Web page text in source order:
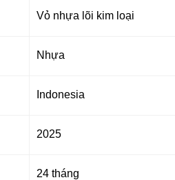
Vỏ nhựa lõi kim loại
Nhựa
Indonesia
2025
24 tháng